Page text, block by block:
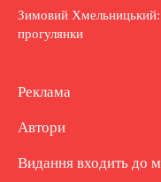
Зимовий Хмельницький:
прогулянки
Реклама
Автори
Видання входить до